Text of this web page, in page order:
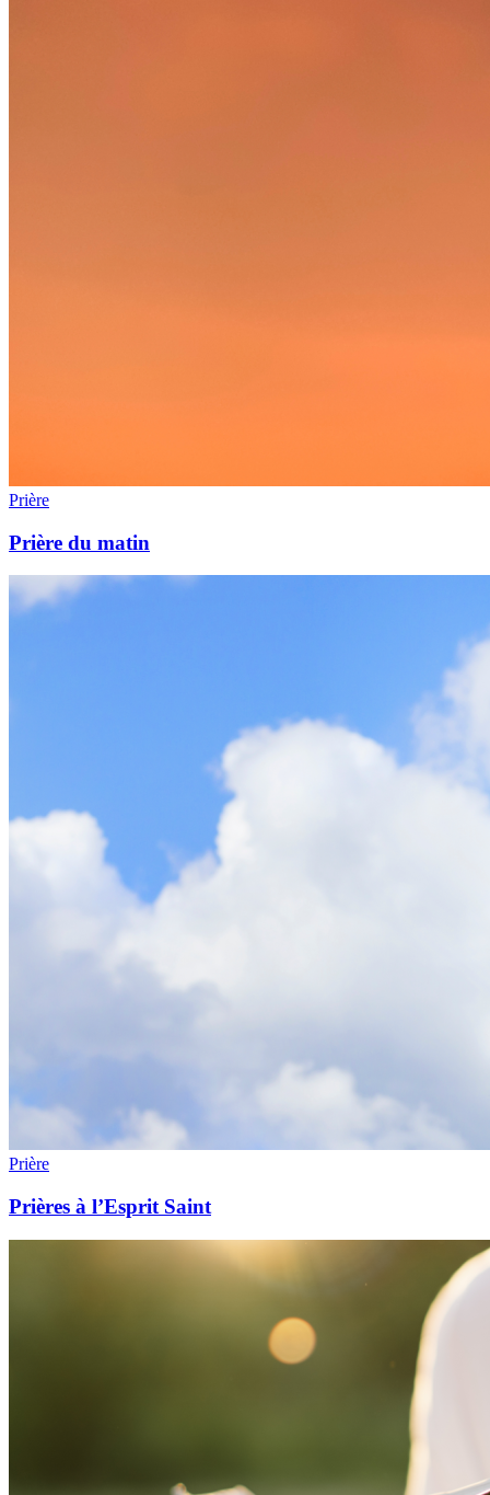
Prière
Prière du matin
Prière
Prières à l’Esprit Saint